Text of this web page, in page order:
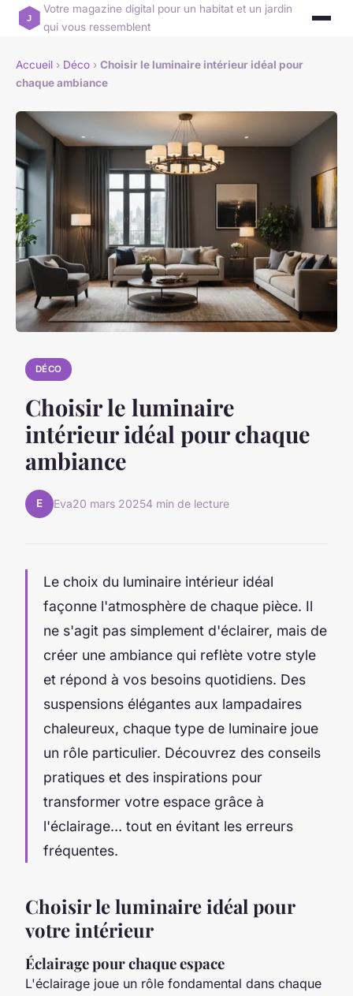
Votre magazine digital pour un habitat et un jardin
qui vous ressemblent
Accueil › Déco › Choisir le luminaire intérieur idéal pour
chaque ambiance
DÉCO
Choisir le luminaire
intérieur idéal pour chaque
ambiance
E Eva20 mars 20254 min de lecture
Le choix du luminaire intérieur idéal
façonne l'atmosphère de chaque pièce. Il
ne s'agit pas simplement d'éclairer, mais de
créer une ambiance qui reflète votre style
et répond à vos besoins quotidiens. Des
suspensions élégantes aux lampadaires
chaleureux, chaque type de luminaire joue
un rôle particulier. Découvrez des conseils
pratiques et des inspirations pour
transformer votre espace grâce à
l'éclairage… tout en évitant les erreurs
fréquentes.
Choisir le luminaire idéal pour
votre intérieur
Éclairage pour chaque espace
L'éclairage joue un rôle fondamental dans chaque